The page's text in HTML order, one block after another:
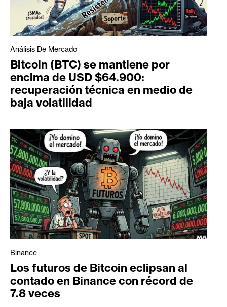
Análisis De Mercado
Bitcoin (BTC) se mantiene por
encima de USD $64.900:
recuperación técnica en medio de
baja volatilidad
Binance
Los futuros de Bitcoin eclipsan al
contado en Binance con récord de
7.8 veces